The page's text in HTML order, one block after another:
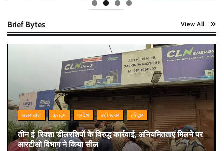
Brief Bytes View All
उत्तराखंड क्राइम प्रदेश बड़ी खबर हरिद्वार
तीन ई-रिक्शा डीलरशिपों के विरुद्ध कार्रवाई, अनियमितताएं मिलने पर
आरटीओ विभाग ने किया सील